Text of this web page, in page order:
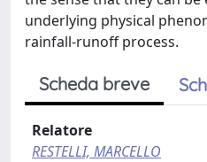
underlying physical
rainfall-runoff process.
Scheda breve
Relatore
RESTELLI, MARCELLO